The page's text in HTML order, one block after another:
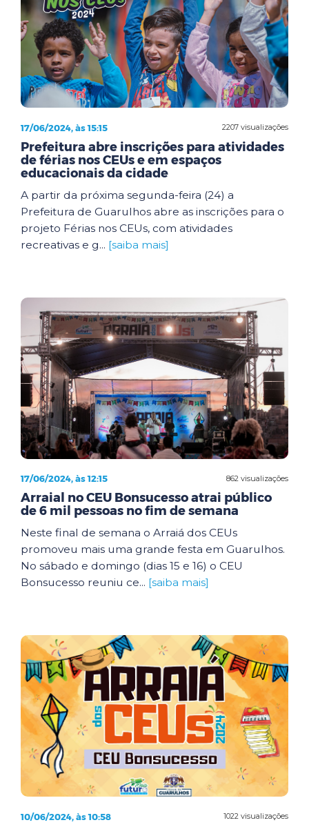
2207 visualizações
17/06/2024, às 15:15
Prefeitura abre inscrições para atividades
de férias nos CEUs e em espaços
educacionais da cidade
A partir da próxima segunda-feira (24) a
Prefeitura de Guarulhos abre as inscrições para o
projeto Férias nos CEUs, com atividades
recreativas e g... [saiba mais]
862 visualizações
17/06/2024, às 12:15
Arraial no CEU Bonsucesso atrai público
de 6 mil pessoas no fim de semana
Neste final de semana o Arraiá dos CEUs
promoveu mais uma grande festa em Guarulhos.
No sábado e domingo (dias 15 e 16) o CEU
Bonsucesso reuniu ce... [saiba mais]
1022 visualizações
10/06/2024, às 10:58